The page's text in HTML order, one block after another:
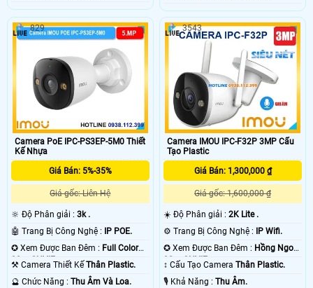
Camera PoE IPC-PS3EP-5M0 Thiết
Kế Nhựa
Giá Bán: 5%-35%
Giá gốc: Liên Hệ
🔆 Độ Phân giải : 3k .
🤖️ Trang Bị Công Nghệ : IP POE.
✪ Xem Được Ban Đêm : Full Color
30m ONVIF.
⚒ Camera Thiết KếThân Plastic.
️🔮 Chức Năng : Thu Âm Và Loa.
829
Camera IMOU IPC-F32P 3MP Cấu
Tạo Plastic
Giá Bán: 1,300,000 ₫
Giá gốc: 1,600,000 ₫
☀️ Độ Phân giải :2K Lite .
⚙ Trang Bị Công Nghệ : IP Wifi.
✪ Xem Được Ban Đêm : Hồng Ngoại
30m ONVIF.
↕️ Cấu Tạo CameraThân Plastic.
️🎙 Khả Năng :Thu Âm.
3543